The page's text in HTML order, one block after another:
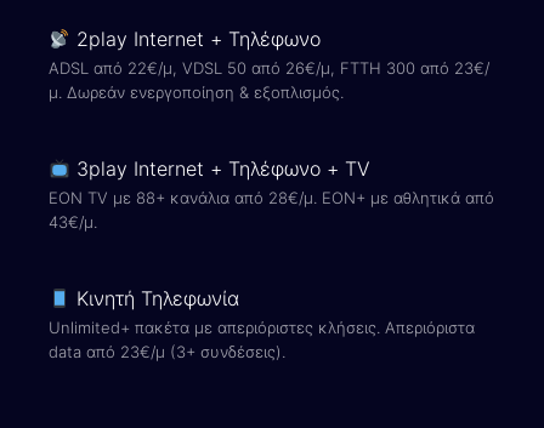
2play Internet + Τηλέφωνο
ADSL από 22€/μ, VDSL 50 από 26€/μ, FTTH 300 από 23€/
μ. Δωρεάν ενεργοποίηση & εξοπλισμός.
3play Internet + Τηλέφωνο + TV
EON TV με 88+ κανάλια από 28€/μ. EON+ με αθλητικά από
43€/μ.
Κινητή Τηλεφωνία
Unlimited+ πακέτα με απεριόριστες κλήσεις. Απεριόριστα
data από 23€/μ (3+ συνδέσεις).